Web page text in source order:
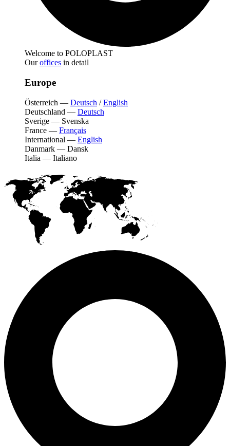
Welcome to POLOPLAST
Ouroffices in detail
Europe
Österreich — Deutsch /English
Deutschland — Deutsch
Sverige — Svenska
France — Français
International — English
Danmark — Dansk
Italia — Italiano